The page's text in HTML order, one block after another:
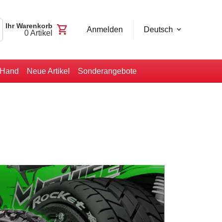
Ihr Warenkorb
0Artikel shopping_cart Anmelden Deutsch
Neue Artikel Sonderangebote